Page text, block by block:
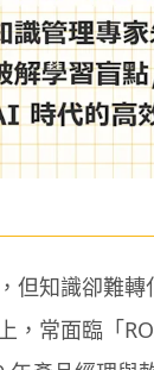
但知識卻難轉
，常面臨「